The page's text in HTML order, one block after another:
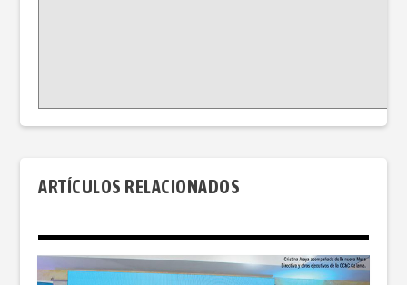
ARTÍCULOS RELACIONADOS